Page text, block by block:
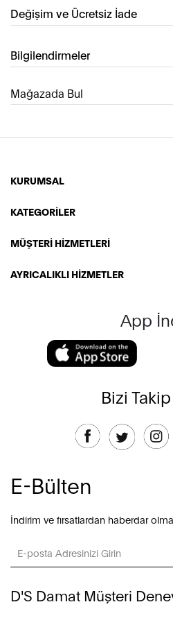
Değişim ve Ücretsiz İade
Bilgilendirmeler
Mağazada Bul
KURUMSAL
KATEGORİLER
MÜŞTERİ HİZMETLERİ
AYRICALIKLI HİZMETLER
App
Bizi
E-Bülten
İndirim ve fırsatlardan haberdar
D'S Damat Müşteri